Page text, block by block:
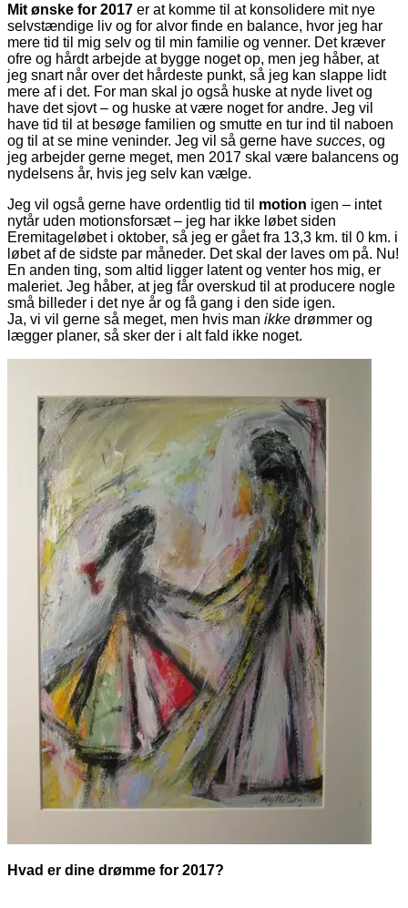
Mit ønske for 2017 er at komme til at konsolidere mit nye
selvstændige liv og for alvor finde en balance, hvor jeg har
mere tid til mig selv og til min familie og venner. Det kræver
ofre og hårdt arbejde at bygge noget op, men jeg håber, at
jeg snart når over det hårdeste punkt, så jeg kan slappe lidt
mere af i det. For man skal jo også huske at nyde livet og
have det sjovt – og huske at være noget for andre. Jeg vil
have tid til at besøge familien og smutte en tur ind til naboen
og til at se mine veninder. Jeg vil så gerne have succes, og
jeg arbejder gerne meget, men 2017 skal være balancens og
nydelsens år, hvis jeg selv kan vælge.
Jeg vil også gerne have ordentlig tid til motion igen – intet
nytår uden motionsforsæt – jeg har ikke løbet siden
Eremitageløbet i oktober, så jeg er gået fra 13,3 km. til 0 km. i
løbet af de sidste par måneder. Det skal der laves om på. Nu!
En anden ting, som altid ligger latent og venter hos mig, er
maleriet. Jeg håber, at jeg får overskud til at producere nogle
små billeder i det nye år og få gang i den side igen.
Ja, vi vil gerne så meget, men hvis man ikke drømmer og
lægger planer, så sker der i alt fald ikke noget.
Hvad er dine drømme for 2017?